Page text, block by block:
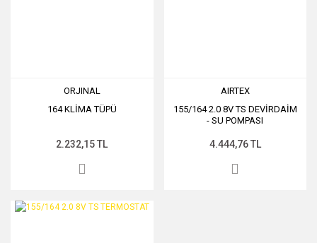
ORJINAL
164 KLİMA TÜPÜ
2.232,15 TL
AIRTEX
155/164 2.0 8V TS DEVİRDAİM
- SU POMPASI
4.444,76 TL